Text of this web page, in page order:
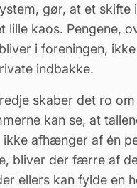
gør, at et skifte
lille kaos. Pengene,
i foreningen,
indbakke.
skaber det ro
kan se, at
ikke afhænger af én
bliver der færre af
ellers kan fylde en